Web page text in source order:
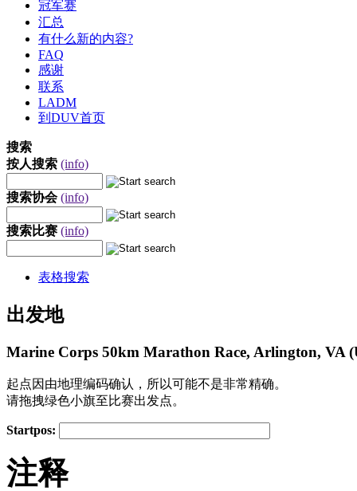
冠军赛
汇总
有什么新的内容?
FAQ
感谢
联系
LADM
到DUV首页
搜索
按人搜索 (info)
搜索协会 (info)
搜索比赛 (info)
表格搜索
出发地
Marine Corps 50km Marathon Race, Arlington, VA
起点因由地理编码确认，所以可能不是非常精确。
请拖拽绿色小旗至比赛出发点。
−
Startpos:
注释